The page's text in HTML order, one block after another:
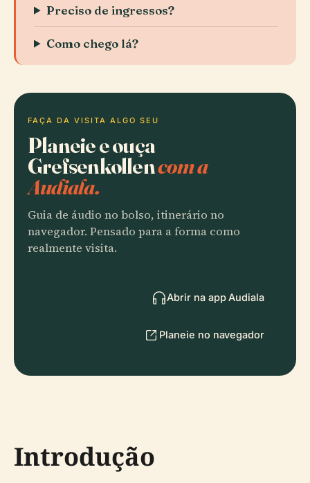
Preciso de ingressos?
Como chego lá?
FAÇA DA VISITA ALGO SEU
Planeie e ouça
Grefsenkollencom a
Audiala.
Guia de áudio no bolso, itinerário no
navegador. Pensado para a forma como
realmente visita.
Abrir na app Audiala
Planeie no navegador
Introdução